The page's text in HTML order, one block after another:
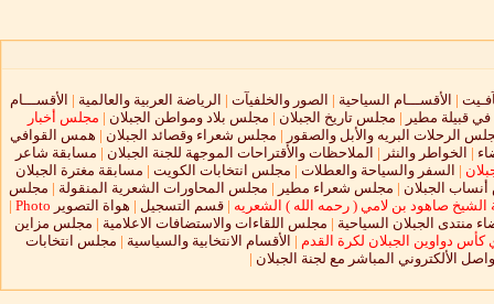
| الأقســـام السياحية | الصور والخلفيآت | الرياضة العربية والعالمية | الأقســـام
في قبيلة مطير | مجلس تاريخ الجبلان | مجلس بلاد ومواطن الجبلان | مجلس أخبار
الرحلات البريه والأبل والصقور | مجلس شعراء وقصائد الجبلان | همس القوافي
| الخواطر والنثر | الملاحظات والأقتراحات الموجهة للجنة الجبلان | مسابقة شاعر
| السفر والسياحة والعطلات | مجلس انتخابات الكويت | مسابقة مغترة الجبلان
الجبلان | مجلس شعراء مطير | مجلس المحاورات الشعرية المنقولة | مجلس
الشيخ صاهود بن لامي ( رحمه الله ) الشعريه | قسم التسجيل | هواة التصوير Photo
|
منتدى الجبلان السياحية | مجلس اللقاءات والاستضافات الاعلامية | مجلس مزاين
كأس دواوين الجبلان لكرة القدم | الأقسام الانتخابية والسياسية | مجلس انتخابات
الألكتروني المباشر مع لجنة الجبلان |